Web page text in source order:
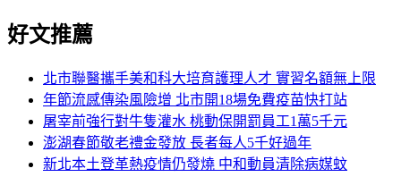
好文推薦
北市聯醫攜手美和科大培育護理人才 實習名額無上限
年節流感傳染風險增 北市開18場免費疫苗快打站
屠宰前強行對牛隻灌水 桃動保開罰員工1萬5千元
澎湖春節敬老禮金發放 長者每人5千好過年
新北本土登革熱疫情仍發燒 中和動員清除病媒蚊